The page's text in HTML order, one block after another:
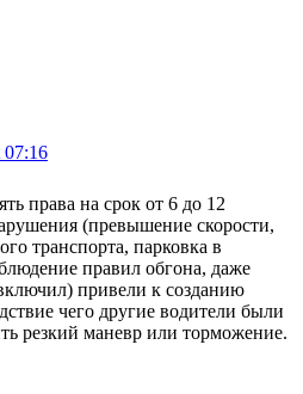
07:16
права на срок от 6 до 12
(превышение скорости,
транспорта, парковка в
правил обгона, даже
привели к созданию
чего другие водители были
резкий маневр или торможение.